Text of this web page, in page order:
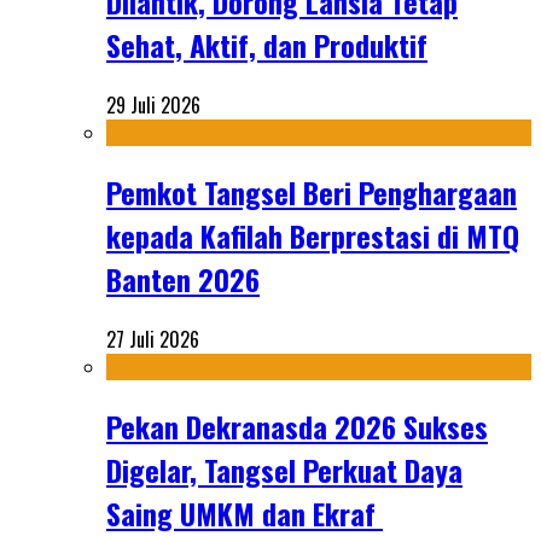
Sehat, Aktif, dan Produktif
29 Juli 2026
Pemkot Tangsel Beri Penghargaan
kepada Kafilah Berprestasi di MTQ
Banten 2026
27 Juli 2026
Pekan Dekranasda 2026 Sukses
Digelar, Tangsel Perkuat Daya
Saing UMKM dan Ekraf